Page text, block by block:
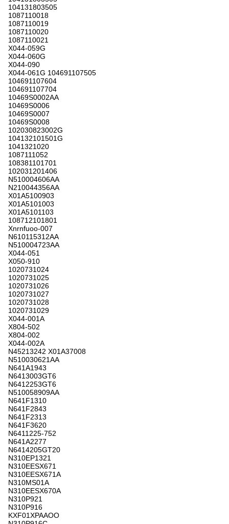
104131803505
1087110018
1087110019
1087110020
1087110021
X044-059G
X044-060G
X044-090
X044-061G 104691107505
104691107604
104691107704
10469S0002AA
10469S0006
10469S0007
10469S0008
102030823002G
104132101501G
1041321020
1087111052
108381101701
102031201406
N510004606AA
N210044356AA
X01A5100903
X01A5101003
X01A5101103
108712101801
Xnrnfuoo-007
N610115312AA
N510004723AA
X044-051
X050-910
1020731024
1020731025
1020731026
1020731027
1020731028
1020731029
X044-001A
X804-502
X804-002
X044-002A
N45213242 X01A37008
N510030621AA
N641A1943
N6413003GT6
N6412253GT6
N510058909AA
N641F1310
N641F2843
N641F2313
N641F3620
N6411225-752
N641A2277
N6414205GT20
N310EP1321
N310EESX671
N310EESX671A
N310MS01A
N310EESX670A
N310P921
N310P916
KXF01XPAAOO